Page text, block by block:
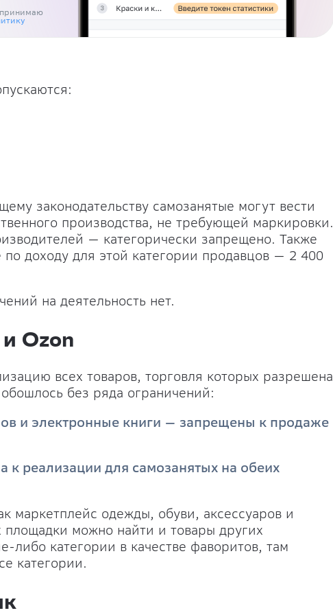
законодательству самозанятые могут вести
производства, не требующей маркировки.
— категорически запрещено. Также
по доходу для этой категории продавцов — 2 400
на деятельность нет.
Ozon
всех товаров, торговля которых разрешена
без ряда ограничений:
и электронные книги — запрещены к продаже
к реализации для самозанятых на обеих
маркетплейс одежды, обуви, аксессуаров и
площадки можно найти и товары других
либо категории в качестве фаворитов, там
категории.